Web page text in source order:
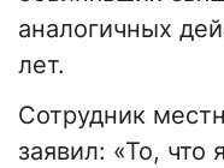
аналогичных
лет.
Сотрудник
заявил: «То, что